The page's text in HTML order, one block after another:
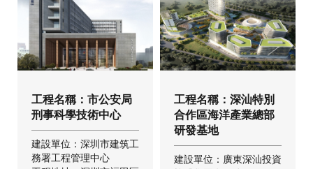
工程名稱：市公安局
刑事科學技術中心
建設單位：深圳市建筑工
務署工程管理中心
工程名稱：深汕特別
合作區海洋產業總部
研發基地
建設單位：廣東深汕投資